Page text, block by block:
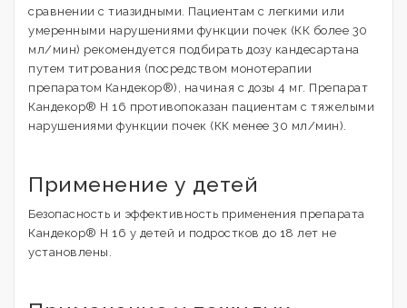
сравнении с тиазидными. Пациентам с легкими или
умеренными нарушениями функции почек (КК более 30
мл/мин) рекомендуется подбирать дозу кандесартана
путем титрования (посредством монотерапии
препаратом Кандекор®), начиная с дозы 4 мг. Препарат
Кандекор® Н 16 противопоказан пациентам с тяжелыми
нарушениями функции почек (КК менее 30 мл/мин).
Применение у детей
Безопасность и эффективность применения препарата
Кандекор® Н 16 у детей и подростков до 18 лет не
установлены.